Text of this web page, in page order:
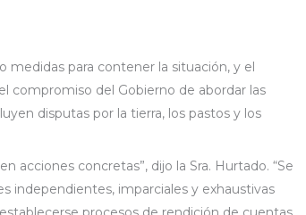
medidas para contener la situación, y el
compromiso del Gobierno de abordar las
disputas por la tierra, los pastos y los
acciones concretas”, dijo la Sra. Hurtado. “Se
independientes, imparciales y exhaustivas